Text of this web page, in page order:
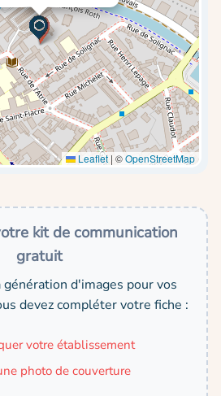
Leaflet | ©OpenStreetMap
kit de communication
gratuit
génération d'images pour vos
devez compléter votre fiche :
votre établissement
photo de couverture